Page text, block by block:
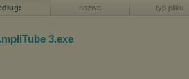
nazwa typ pliku
3.exe